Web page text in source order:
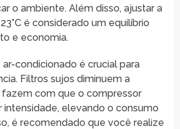
o ambiente. Além disso, ajustar a
é considerado um equilíbrio
e economia.
condicionado é crucial para
Filtros sujos diminuem a
com que o compressor
intensidade, elevando o consumo
é recomendado que você realize